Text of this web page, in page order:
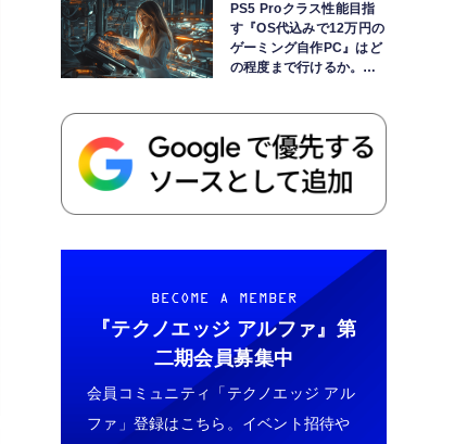
PS5 Proクラス性能目指
す『OS代込みで12万円の
ゲーミング自作PC』はど
の程度まで行けるか。
BECOME A MEMBER
『テクノエッジ アルファ』 第
二期会員募集中
会員コミュニティ「テクノエッジ アル
ファ」登録はこちら。イベント招待や